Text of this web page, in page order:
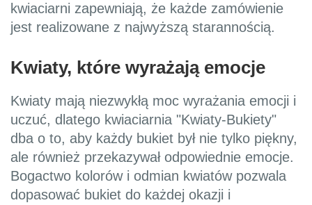
kwiaciarni zapewniają, że każde zamówienie
jest realizowane z najwyższą starannością.
Kwiaty, które wyrażają emocje
Kwiaty mają niezwykłą moc wyrażania emocji i
uczuć, dlatego kwiaciarnia "Kwiaty-Bukiety"
dba o to, aby każdy bukiet był nie tylko piękny,
ale również przekazywał odpowiednie emocje.
Bogactwo kolorów i odmian kwiatów pozwala
dopasować bukiet do każdej okazji i